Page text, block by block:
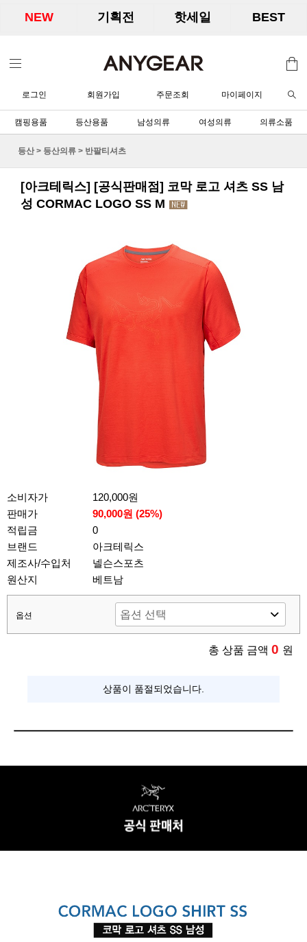
NEW 기획전 핫세일 BEST
로그인 회원가입 주문조회 마이페이지
캠핑용품 등산용품 남성의류 여성의류 의류소품
등산 > 등산의류 > 반팔티셔츠
[아크테릭스] [공식판매점] 코막 로고 셔츠 SS 남
성 CORMAC LOGO SS M
소비자가
120,000원
판매가
90,000원 (25%)
적립금
0
브랜드
아크테릭스
제조사/수입처
넬슨스포츠
원산지
베트남
옵션
총 상품 금액 0 원
상품이 품절되었습니다.